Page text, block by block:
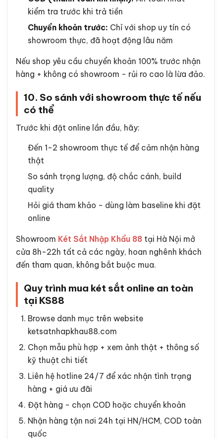
kiểm tra trước khi trả tiền
Chuyển khoản trước: Chỉ với shop uy tín có
showroom thực, đã hoạt động lâu năm
Nếu shop yêu cầu chuyển khoản 100% trước nhận
hàng + không có showroom - rủi ro cao là lừa đảo.
10. So sánh với showroom thực tế nếu
có thể
Trước khi đặt online lần đầu, hãy:
Đến 1-2 showroom thực tế để cảm nhận hàng
thật
So sánh trọng lượng, độ chắc cánh, build
quality
Hỏi giá tham khảo - dùng làm baseline khi đặt
online
Showroom Két Sắt Nhập Khẩu 88 tại Hà Nội mở
cửa 8h-22h tất cả các ngày, hoan nghênh khách
đến tham quan, không bắt buộc mua.
Quy trình mua két sắt online an toàn
tại KS88
Browse danh mục trên website
ketsatnhapkhau88.com
Chọn mẫu phù hợp + xem ảnh thật + thông số
kỹ thuật chi tiết
Liên hệ hotline 24/7 để xác nhận tình trạng
hàng + giá ưu đãi
Đặt hàng - chọn COD hoặc chuyển khoản
Nhận hàng tận nơi 24h tại HN/HCM, COD toàn
quốc